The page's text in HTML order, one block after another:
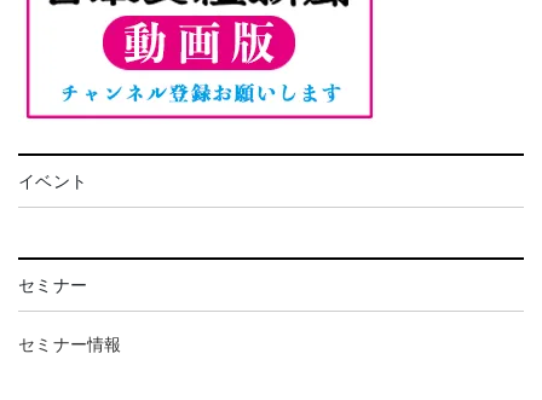
イベント
セミナー
セミナー情報